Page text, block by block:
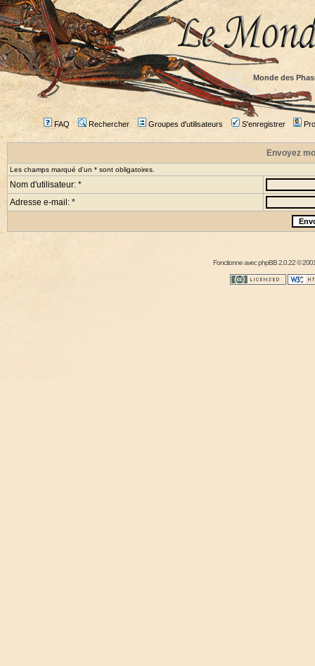
Monde des
FAQ Rechercher Groupes d'utilisateurs S'enregistrer
Envoyez
Les champs marqué d'un * sont obligatoires.
Nom d'utilisateur: *
Adresse e-mail: *
Fonctionne avecphpBB2.0.22 ©